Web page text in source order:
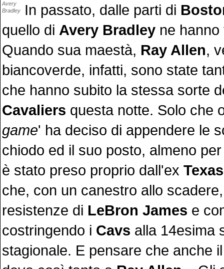
Avery
Bradley
In passato, dalle parti di
quello di Avery Bradley ne
Quando sua maestà, Ray Allen,
biancoverde, infatti, sono state
che hanno subito la stessa sorte
Cavaliers questa notte. Solo che
game' ha deciso di appendere le
chiodo ed il suo posto, almeno
è stato preso proprio dall'ex
che, con un canestro allo
resistenze di LeBron James e
costringendo i Cavs alla 14esima
stagionale. E pensare che anche